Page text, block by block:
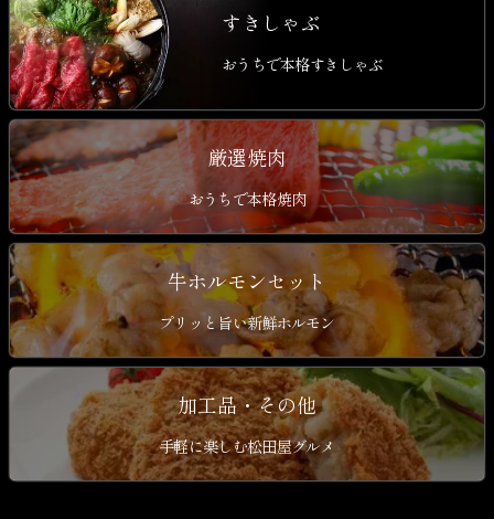
すきしゃぶ
おうちで本格すきしゃぶ
厳選焼肉
おうちで本格焼肉
牛ホルモンセット
プリッと旨い新鮮ホルモン
加工品・その他
手軽に楽しむ松田屋グルメ